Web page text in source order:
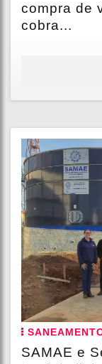
compra de
cobra...
SAMAE e